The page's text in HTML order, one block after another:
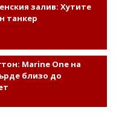
залив: Хутите
танкер
Marine One на
близо до